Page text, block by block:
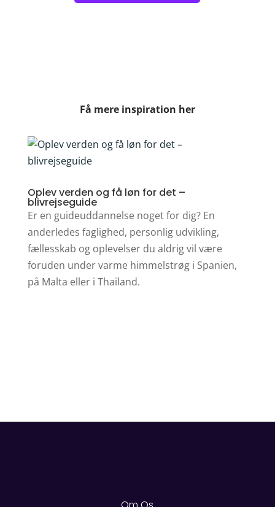
Få mere inspiration her
Oplev verden og få løn for det –
blivrejseguide
Er en guideuddannelse noget for dig? En
anderledes faglighed, personlig udvikling,
fællesskab og oplevelser du aldrig vil være
foruden under varme himmelstrøg i Spanien,
på Malta eller i Thailand.